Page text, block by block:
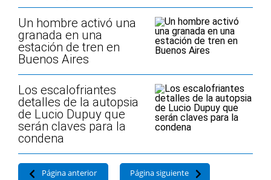
Un hombre activó una
granada en una
estación de tren en
Buenos Aires
Los escalofriantes
detalles de la autopsia
de Lucio Dupuy que
serán claves para la
condena
Página anterior Página siguiente